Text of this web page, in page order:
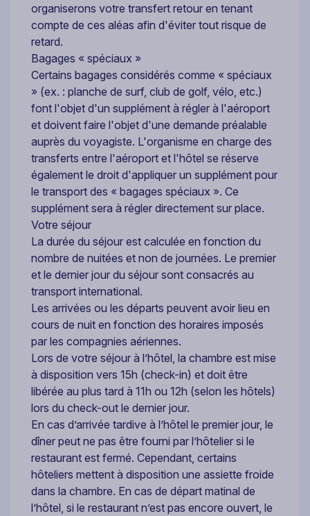
organiserons votre transfert retour en tenant
compte de ces aléas afin d'éviter tout risque de
retard.
Bagages « spéciaux »
Certains bagages considérés comme « spéciaux
» (ex. : planche de surf, club de golf, vélo, etc.)
font l'objet d'un supplément à régler à l'aéroport
et doivent faire l'objet d'une demande préalable
auprès du voyagiste. L'organisme en charge des
transferts entre l'aéroport et l'hôtel se réserve
également le droit d'appliquer un supplément pour
le transport des « bagages spéciaux ». Ce
supplément sera à régler directement sur place.
Votre séjour
La durée du séjour est calculée en fonction du
nombre de nuitées et non de journées. Le premier
et le dernier jour du séjour sont consacrés au
transport international.
Les arrivées ou les départs peuvent avoir lieu en
cours de nuit en fonction des horaires imposés
par les compagnies aériennes.
Lors de votre séjour à l’hôtel, la chambre est mise
à disposition vers 15h (check-in) et doit être
libérée au plus tard à 11h ou 12h (selon les hôtels)
lors du check-out le dernier jour.
En cas d’arrivée tardive à l’hôtel le premier jour, le
dîner peut ne pas être fourni par l’hôtelier si le
restaurant est fermé. Cependant, certains
hôteliers mettent à disposition une assiette froide
dans la chambre. En cas de départ matinal de
l’hôtel, si le restaurant n’est pas encore ouvert, le